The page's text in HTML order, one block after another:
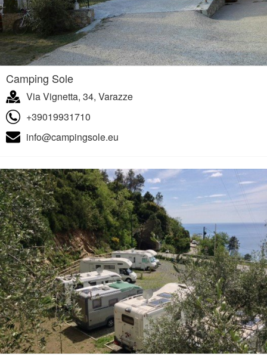
Camping Sole
Via Vignetta, 34, Varazze
+39019931710
info@campingsole.eu